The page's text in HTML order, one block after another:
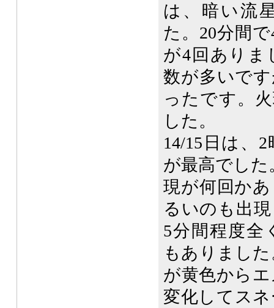
は、暗い流
た。20分間
が4回ありま
数が多いで
ったです。
した。
14/15日は、
が最高でした
現が何回か
るいのも出
5分間程度全
もありました
が黄色から
変化してス